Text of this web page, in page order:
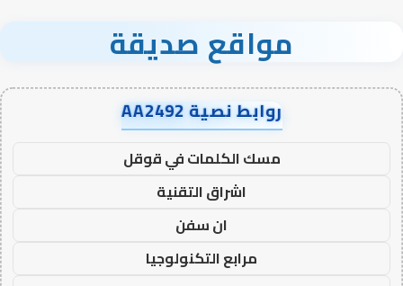
مواقع صديقة
روابط نصية AA2492
مسك الكلمات في قوقل
اشراق التقنية
ان سفن
مرابع التكنولوجيا